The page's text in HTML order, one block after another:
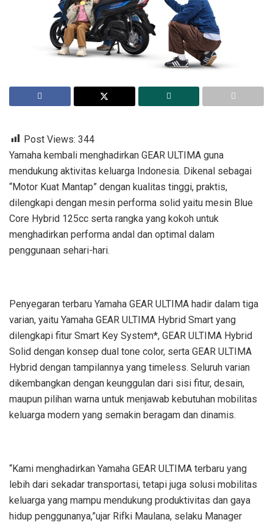
Post Views: 344
Yamaha kembali menghadirkan GEAR ULTIMA guna
mendukung aktivitas keluarga Indonesia. Dikenal sebagai
“Motor Kuat Mantap” dengan kualitas tinggi, praktis,
dilengkapi dengan mesin performa solid yaitu mesin Blue
Core Hybrid 125cc serta rangka yang kokoh untuk
menghadirkan performa andal dan optimal dalam
penggunaan sehari-hari.
Penyegaran terbaru Yamaha GEAR ULTIMA hadir dalam tiga
varian, yaitu Yamaha GEAR ULTIMA Hybrid Smart yang
dilengkapi fitur Smart Key System*, GEAR ULTIMA Hybrid
Solid dengan konsep dual tone color, serta GEAR ULTIMA
Hybrid dengan tampilannya yang timeless. Seluruh varian
dikembangkan dengan keunggulan dari sisi fitur, desain,
maupun pilihan warna untuk menjawab kebutuhan mobilitas
keluarga modern yang semakin beragam dan dinamis.
“Kami menghadirkan Yamaha GEAR ULTIMA terbaru yang
lebih dari sekadar transportasi, tetapi juga solusi mobilitas
keluarga yang mampu mendukung produktivitas dan gaya
hidup penggunanya,”ujar Rifki Maulana, selaku Manager